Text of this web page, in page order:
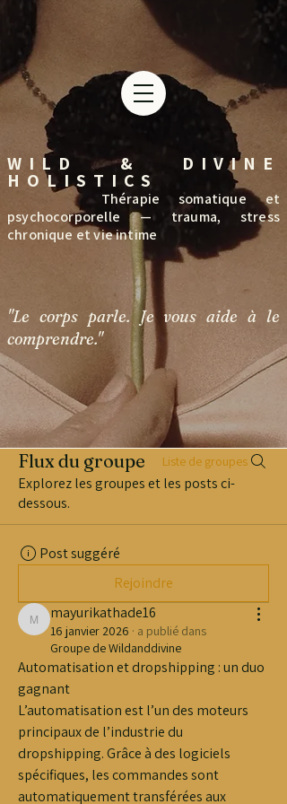
WILD & DIVINE
HOLISTICS
Thérapie somatique et
psychocorporelle — trauma, stress
chronique et vie intime
"Le corps parle. Je vous aide à le
comprendre."
Flux du groupe Liste de groupes
Explorez les groupes et les posts ci-
dessous.
Post suggéré
Rejoindre
mayurikathade16
mayurikathade16
16 janvier 2026 · a publié dans
Groupe de Wildanddivine
Automatisation et dropshipping : un duo
gagnant
L’automatisation est l’un des moteurs
principaux de l’industrie du
dropshipping. Grâce à des logiciels
spécifiques, les commandes sont
automatiquement transférées aux